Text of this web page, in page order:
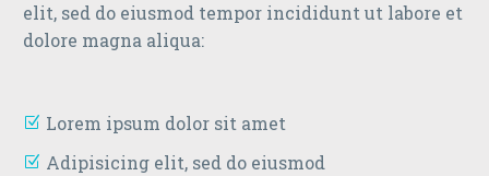
elit, sed do eiusmod tempor incididunt ut labore et
dolore magna aliqua:
Lorem ipsum dolor sit amet
Adipisicing elit, sed do eiusmod